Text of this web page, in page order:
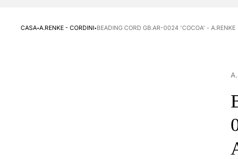
CASA·A.RENKE - CORDINI·BEADING CORD GB.AR-0024 'COCOA' - A.RENKE